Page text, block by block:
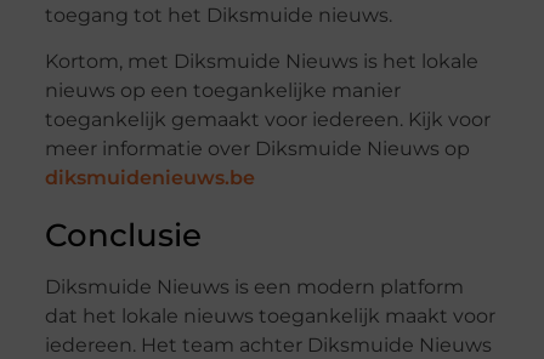
toegang tot het Diksmuide nieuws.
Kortom, met Diksmuide Nieuws is het lokale
nieuws op een toegankelijke manier
toegankelijk gemaakt voor iedereen. Kijk voor
meer informatie over Diksmuide Nieuws op
diksmuidenieuws.be
Conclusie
Diksmuide Nieuws is een modern platform
dat het lokale nieuws toegankelijk maakt voor
iedereen. Het team achter Diksmuide Nieuws